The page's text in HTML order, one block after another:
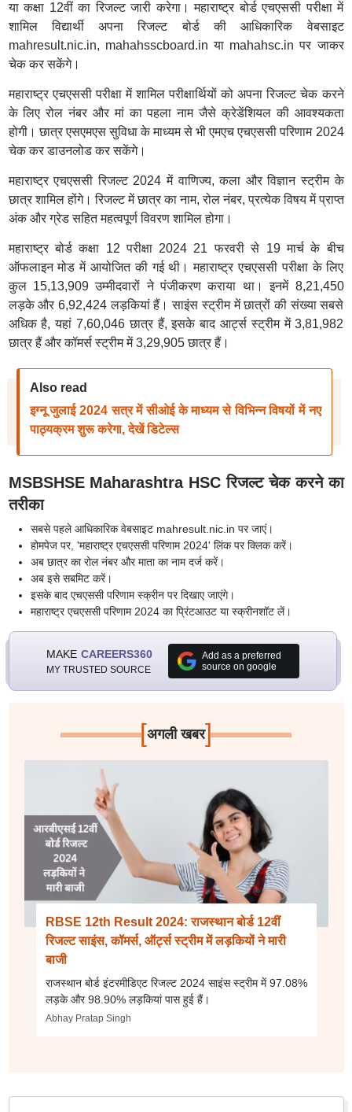
या कक्षा 12वीं का रिजल्ट जारी करेगा। महाराष्ट्र बोर्ड एचएससी परीक्षा में
शामिल विद्यार्थी अपना रिजल्ट बोर्ड की आधिकारिक वेबसाइट
mahresult.nic.in, mahahsscboard.in या mahahsc.in पर जाकर
चेक कर सकेंगे।
महाराष्ट्र एचएससी परीक्षा में शामिल परीक्षार्थियों को अपना रिजल्ट चेक करने
के लिए रोल नंबर और मां का पहला नाम जैसे क्रेडेंशियल की आवश्यकता
होगी। छात्र एसएमएस सुविधा के माध्यम से भी एमएच एचएससी परिणाम 2024
चेक कर डाउनलोड कर सकेंगे।
महाराष्ट्र एचएससी रिजल्ट 2024 में वाणिज्य, कला और विज्ञान स्ट्रीम के
छात्र शामिल होंगे। रिजल्ट में छात्र का नाम, रोल नंबर, प्रत्येक विषय में प्राप्त
अंक और ग्रेड सहित महत्वपूर्ण विवरण शामिल होगा।
महाराष्ट्र बोर्ड कक्षा 12 परीक्षा 2024 21 फरवरी से 19 मार्च के बीच
ऑफलाइन मोड में आयोजित की गई थी। महाराष्ट्र एचएससी परीक्षा के लिए
कुल 15,13,909 उम्मीदवारों ने पंजीकरण कराया था। इनमें 8,21,450
लड़के और 6,92,424 लड़कियां हैं। साइंस स्ट्रीम में छात्रों की संख्या सबसे
अधिक है, यहां 7,60,046 छात्र हैं, इसके बाद आर्ट्स स्ट्रीम में 3,81,982
छात्र हैं और कॉमर्स स्ट्रीम में 3,29,905 छात्र हैं।
Also read
इग्नू जुलाई 2024 सत्र में सीओई के माध्यम से विभिन्न विषयों में नए
पाठ्यक्रम शुरू करेगा, देखें डिटेल्स
MSBSHSE Maharashtra HSC रिजल्ट चेक करने का
तरीका
सबसे पहले आधिकारिक वेबसाइट mahresult.nic.in पर जाएं।
होमपेज पर, 'महाराष्ट्र एचएससी परिणाम 2024' लिंक पर क्लिक करें।
अब छात्र का रोल नंबर और माता का नाम दर्ज करें।
अब इसे सबमिट करें।
इसके बाद एचएससी परिणाम स्क्रीन पर दिखाए जाएंगे।
महाराष्ट्र एचएससी परिणाम 2024 का प्रिंटआउट या स्क्रीनशॉट लें।
MAKE CAREERS360
MY TRUSTED SOURCE
Add as a preferred
source on google
[अगली खबर]
RBSE 12th Result 2024: राजस्थान बोर्ड 12वीं
रिजल्ट साइंस, कॉमर्स, ऑर्ट्स स्ट्रीम में लड़कियों ने मारी
बाजी
राजस्थान बोर्ड इंटरमीडिएट रिजल्ट 2024 साइंस स्ट्रीम में 97.08%
लड़के और 98.90% लड़कियां पास हुई हैं।
Abhay Pratap Singh